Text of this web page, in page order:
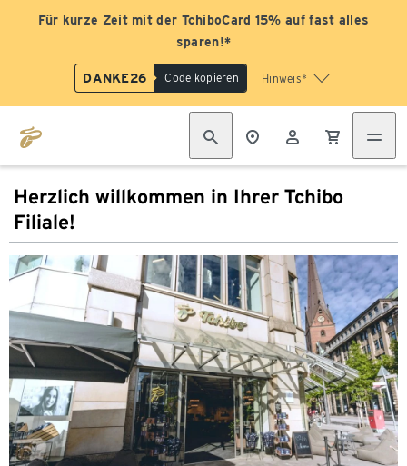
Für kurze Zeit mit der TchiboCard 15% auf fast alles
sparen!*
DANKE26 Code kopieren Hinweis*
Herzlich willkommen in Ihrer Tchibo
Filiale!